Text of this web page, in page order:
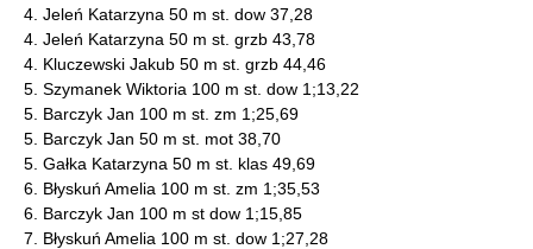
4. Jeleń Katarzyna 50 m st. dow 37,28
4. Jeleń Katarzyna 50 m st. grzb 43,78
4. Kluczewski Jakub 50 m st. grzb 44,46
5. Szymanek Wiktoria 100 m st. dow 1;13,22
5. Barczyk Jan 100 m st. zm 1;25,69
5. Barczyk Jan 50 m st. mot 38,70
5. Gałka Katarzyna 50 m st. klas 49,69
6. Błyskuń Amelia 100 m st. zm 1;35,53
6. Barczyk Jan 100 m st dow 1;15,85
7. Błyskuń Amelia 100 m st. dow 1;27,28